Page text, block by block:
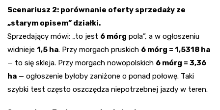
Scenariusz 2: porównanie oferty sprzedaży ze
„starym opisem” działki.
Sprzedający mówi: „to jest 6 mórg pola”, a w ogłoszeniu
widnieje 1,5 ha. Przy morgach pruskich 6 mórg = 1,5318 ha
— to się skleja. Przy morgach nowopolskich 6 mórg = 3,36
ha — ogłoszenie byłoby zaniżone o ponad połowę. Taki
szybki test często oszczędza niepotrzebnej jazdy w teren.